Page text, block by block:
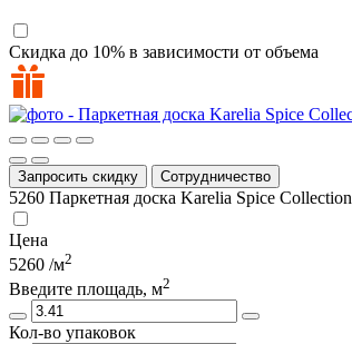
Скидка до 10% в зависимости от объема
Запросить скидку Сотрудничество
5260 Паркетная доска Karelia Spice
Цена
5260 /м2
Введите площадь, м2
Кол-во упаковок